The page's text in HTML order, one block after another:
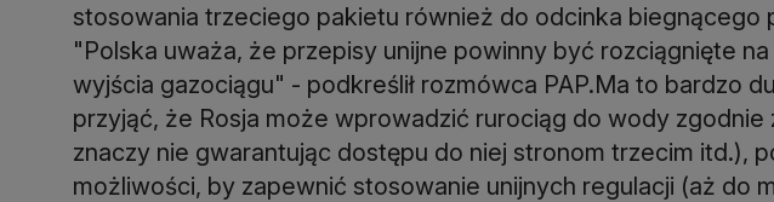
stosowania trzeciego pakietu również do odcinka biegnącego
"Polska uważa, że przepisy unijne powinny być rozciągnięte
wyjścia gazociągu" - podkreślił rozmówca PAP.Ma to bardzo
przyjąć, że Rosja może wprowadzić rurociąg do wody
znaczy nie gwarantując dostępu do niej stronom trzecim itd.),
możliwości, by zapewnić stosowanie unijnych regulacji (aż do